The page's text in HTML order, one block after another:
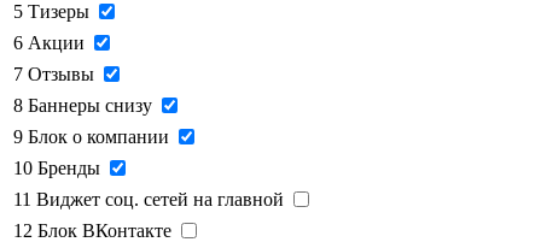
5 Тизеры
6 Акции
7 Отзывы
8 Баннеры снизу
9 Блок о компании
10 Бренды
11 Виджет соц. сетей на главной
12 Блок ВКонтакте